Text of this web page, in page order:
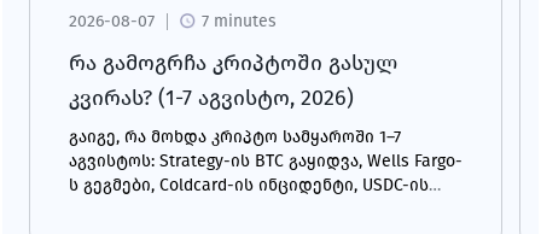
2026-08-07 7 minutes
რა გამოგრჩა კრიპტოში გასულ
კვირას? (1-7 აგვისტო, 2026)
გაიგე, რა მოხდა კრიპტო სამყაროში 1–7
აგვისტოს: Strategy-ის BTC გაყიდვა, Wells Fargo-
ს გეგმები, Coldcard-ის ინციდენტი, USDC-ის